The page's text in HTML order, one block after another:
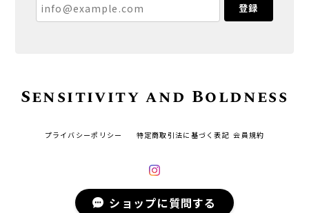
登録
Sensitivity and Boldness
プライバシーポリシー 特定商取引法に基づく表記 会員規約
© Sensitivity and Boldness All rights reserved.
ショップに質問する